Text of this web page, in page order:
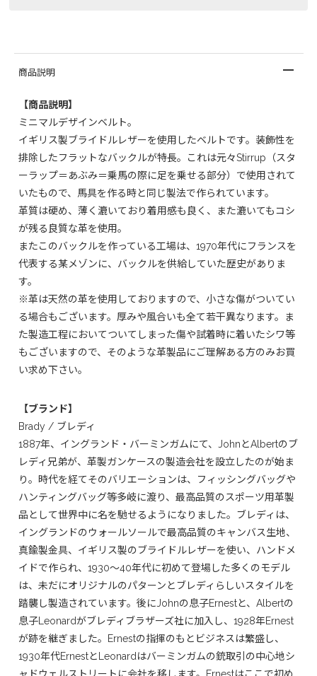
商品説明
【商品説明】
ミニマルデザインベルト。
イギリス製ブライドルレザーを使用したベルトです。装飾性を
排除したフラットなバックルが特長。これは元々Stirrup（スタ
ーラップ＝あぶみ＝乗馬の際に足を乗せる部分）で使用されて
いたもので、馬具を作る時と同じ製法で作られています。
革質は硬め、薄く漉いており着用感も良く、また漉いてもコシ
が残る良質な革を使用。
またこのバックルを作っている工場は、1970年代にフランスを
代表する某メゾンに、バックルを供給していた歴史がありま
す。
※革は天然の革を使用しておりますので、小さな傷がついてい
る場合もございます。厚みや風合いも全て若干異なります。ま
た製造工程においてついてしまった傷や試着時に着いたシワ等
もございますので、そのような革製品にご理解ある方のみお買
い求め下さい。
【ブランド】
Brady / ブレディ
1887年、イングランド・バーミンガムにて、JohnとAlbertのブ
レディ兄弟が、革製ガンケースの製造会社を設立したのが始ま
り。時代を経てそのバリエーションは、フィッシングバッグや
ハンティングバッグ等多岐に渡り、最高品質のスポーツ用革製
品として世界中に名を馳せるようになりました。ブレディは、
イングランドのウォールソールで最高品質のキャンバス生地、
真鍮製金具、イギリス製のブライドルレザーを使い、ハンドメ
イドで作られ、1930～40年代に初めて登場した多くのモデル
は、未だにオリジナルのパターンとブレディらしいスタイルを
踏襲し製造されています。後にJohnの息子Ernestと、Albertの
息子Leonardがブレディブラザーズ社に加入し、1928年Ernest
が跡を継ぎました。Ernestの指揮のもとビジネスは繁盛し、
1930年代ErnestとLeonardはバーミンガムの銃取引の中心地シ